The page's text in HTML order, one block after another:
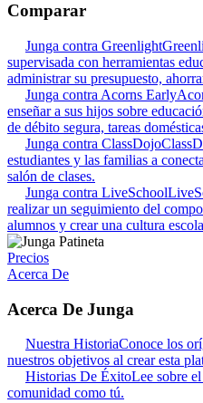
Comparar
Junga contra Greenlight
supervisada con herramientas
administrar su presupuesto,
Junga contra Acorns Early
enseñar a sus hijos sobre
de débito segura, tareas
Junga contra ClassDojo
estudiantes y las familias a
salón de clases.
Junga contra LiveSchool
realizar un seguimiento del
alumnos y crear una cultura
Precios
Acerca De
Acerca De Junga
Nuestra HistoriaConoce los
nuestros objetivos al crear esta
Historias De ÉxitoLee sobre
comunidad como tú.